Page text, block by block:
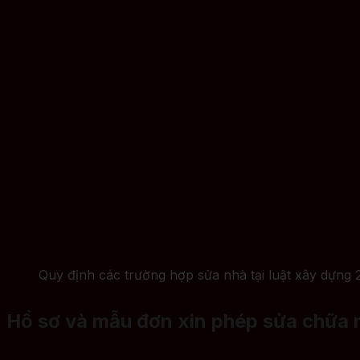
Quy định các trường hợp sửa nhà tại luật xây dựng
Hồ sơ và mẫu đơn xin phép sửa chữa